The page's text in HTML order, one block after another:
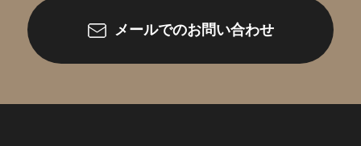
メールでのお問い合わせ